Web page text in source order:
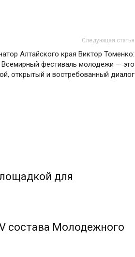
Следующая статья
Алтайского края Виктор Томенко:
Всемирный фестиваль молодежи — это
открытый и востребованный диалог
для
состава Молодежного